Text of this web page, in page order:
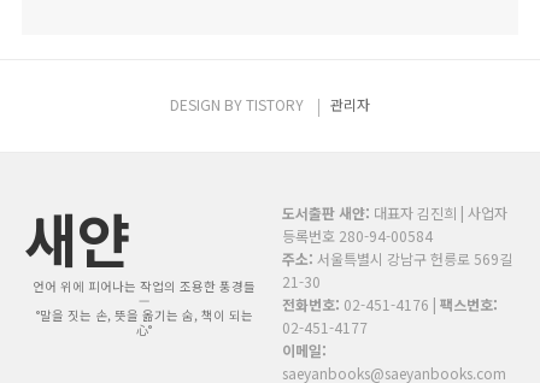
DESIGN BYTISTORY 관리자
새얀
언어 위에 피어나는 작업의 조용한 풍경들
—
°말을 짓는 손, 뜻을 옮기는 숨, 책이 되는
心°
도서출판 새얀: 대표자 김진희 | 사업자
등록번호 280-94-00584
주소: 서울특별시 강남구 헌릉로 569길
21-30
전화번호: 02-451-4176 | 팩스번호:
02-451-4177
이메일:
saeyanbooks@saeyanbooks.com